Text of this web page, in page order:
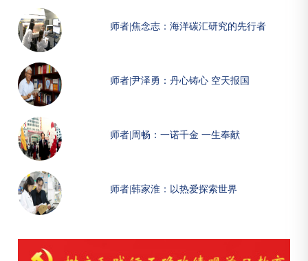
师者|焦念志：海洋碳汇研究的先行者
师者|尹泽勇：丹心铸心 空天报国
师者|周畅：一诺千金 一生奉献
师者|韩家淮：以热爱探索世界